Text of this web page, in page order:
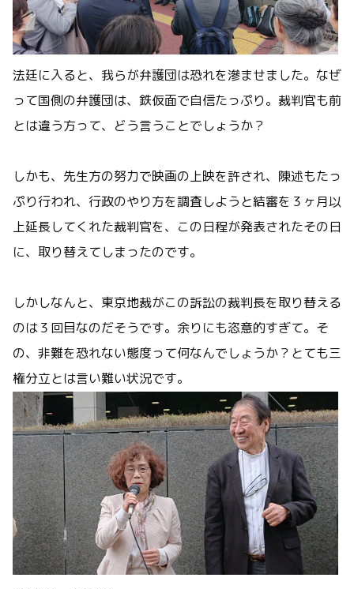
法廷に入ると、我らが弁護団は恐れを滲ませました。なぜ
って国側の弁護団は、鉄仮面で自信たっぷり。裁判官も前
とは違う方って、どう言うことでしょうか？
しかも、先生方の努力で映画の上映を許され、陳述もたっ
ぷり行われ、行政のやり方を調査しようと結審を３ヶ月以
上延長してくれた裁判官を、この日程が発表されたその日
に、取り替えてしまったのです。
しかしなんと、東京地裁がこの訴訟の裁判長を取り替える
のは３回目なのだそうです。余りにも恣意的すぎて。そ
の、非難を恐れない態度って何なんでしょうか？とても三
権分立とは言い難い状況です。